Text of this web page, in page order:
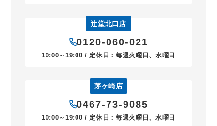
辻堂北口店
0120-060-021
10:00～19:00 / 定休日：毎週火曜日、水曜日
茅ヶ崎店
0467-73-9085
10:00～19:00 / 定休日：毎週火曜日、水曜日